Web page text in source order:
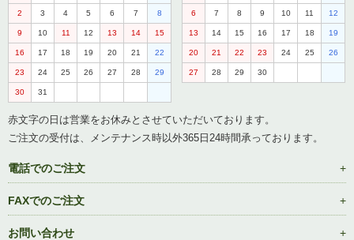
2 3 4 5 6 7 8
9 10 11 12 13 14 15
16 17 18 19 20 21 22
23 24 25 26 27 28 29
30 31
6 7 8 9 10 11 12
13 14 15 16 17 18 19
20 21 22 23 24 25 26
27 28 29 30
赤文字の日は営業をお休みとさせていただいております。
ご注文の受付は、メンテナンス時以外365日24時間承っております。
電話でのご注文
FAXでのご注文
お問い合わせ